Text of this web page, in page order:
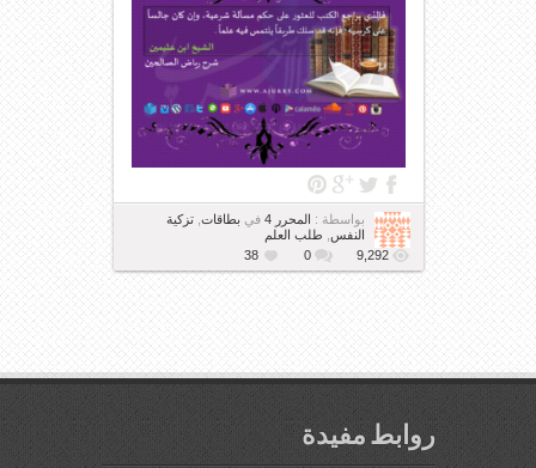
بواسطة : المحرر 4 في بطاقات ,تزكية
النفس
طلب العلم
9,292
0
38
روابط مفيدة